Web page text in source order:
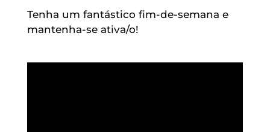
Tenha um fantástico fim-de-semana e
mantenha-se ativa/o!